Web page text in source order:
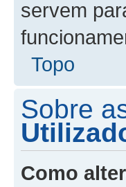
servem
Topo
Sobre
Como